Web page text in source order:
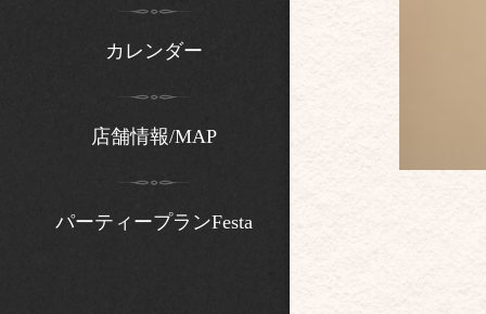
カレンダー
店舗情報/MAP
パーティープランFesta